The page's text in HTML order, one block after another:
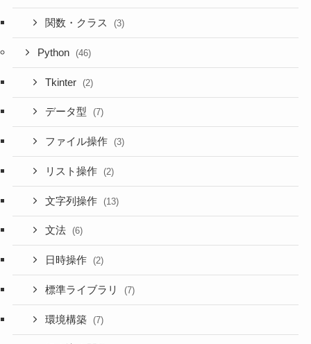
関数・クラス (3)
Python (46)
Tkinter (2)
データ型 (7)
ファイル操作 (3)
リスト操作 (2)
文字列操作 (13)
文法 (6)
日時操作 (2)
標準ライブラリ (7)
環境構築 (7)